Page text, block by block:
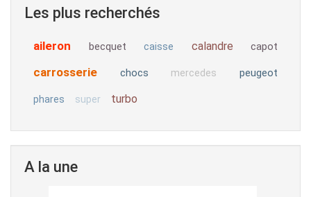
Les plus recherchés
aileron becquet caisse calandre capot
carrosserie chocs mercedes peugeot
phares super turbo
A la une